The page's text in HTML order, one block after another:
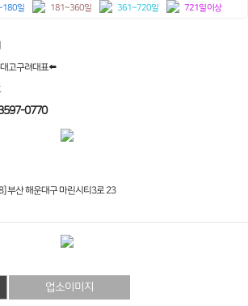
일 181~360일 361~720일 721일 이상
고구려대표⬅️
0770
부산 해운대구 마린시티3로 23
업소이미지